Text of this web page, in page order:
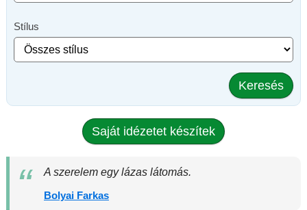
Stílus
Keresés
Saját idézetet készítek
A szerelem egy lázas látomás.
Bolyai Farkas